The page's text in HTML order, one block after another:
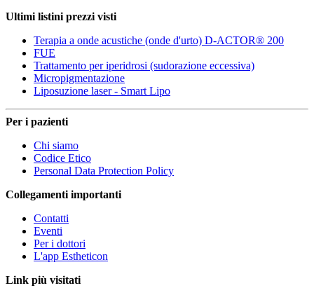
Ultimi listini prezzi visti
Terapia a onde acustiche (onde d'urto) D-ACTOR® 200
FUE
Trattamento per iperidrosi (sudorazione eccessiva)
Micropigmentazione
Liposuzione laser - Smart Lipo
Per i pazienti
Chi siamo
Codice Etico
Personal Data Protection Policy
Collegamenti importanti
Contatti
Eventi
Per i dottori
L'app Estheticon
Link più visitati